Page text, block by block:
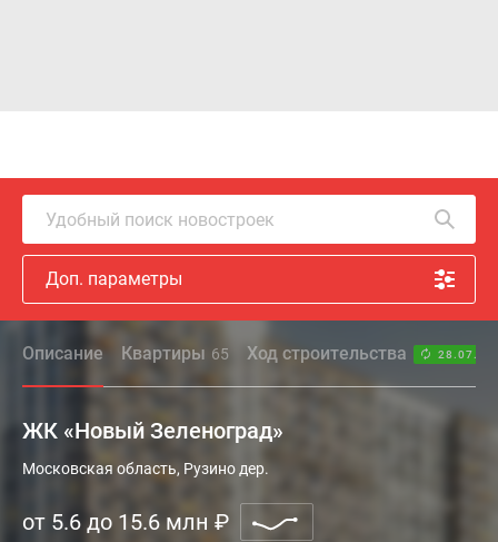
Удобный поиск новостроек
Доп. параметры
Описание Квартиры 65 Ход строительства 28.07.26
ЖК «Новый Зеленоград»
Жилой
комфорт-
Московская область, Рузино дер.
от 5.6 до 15.6 млн ₽